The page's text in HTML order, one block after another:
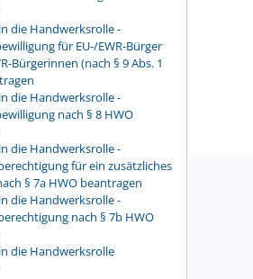
die Handwerksrolle -
für EU-/EWR-Bürger
Bürgerinnen (nach § 9 Abs. 1
die Handwerksrolle -
nach § 8 HWO
die Handwerksrolle -
für ein zusätzliches
§ 7a HWO beantragen
die Handwerksrolle -
nach § 7b HWO
die Handwerksrolle